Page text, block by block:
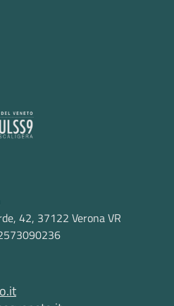
42, 37122 Verona VR